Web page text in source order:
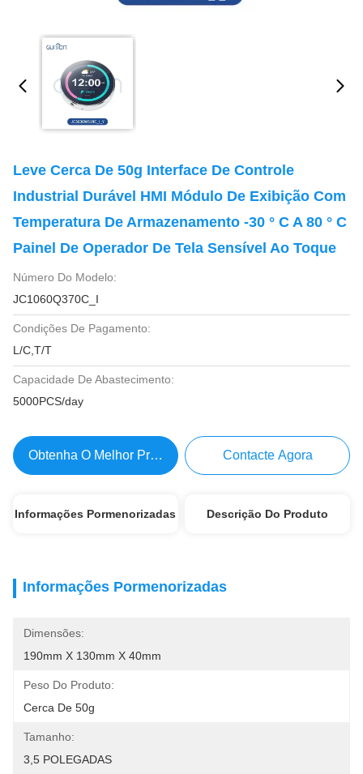
Leve Cerca De 50g Interface De Controle
Industrial Durável HMI Módulo De Exibição Com
Temperatura De Armazenamento -30 ° C A 80 ° C
Painel De Operador De Tela Sensível Ao Toque
Número Do Modelo:
JC1060Q370C_I
Condições De Pagamento:
L/C,T/T
Capacidade De Abastecimento:
5000PCS/day
Obtenha O Melhor Preço Contacte Agora
Informações Pormenorizadas Descrição Do Produto
Informações Pormenorizadas
Dimensões:
190mm X 130mm X 40mm
Peso Do Produto:
Cerca De 50g
Tamanho:
3,5 POLEGADAS